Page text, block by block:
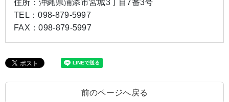
住所： 沖縄県浦添市宮城3丁目7番3号
TEL：098-879-5997
FAX：098-879-5997
前のページへ戻る